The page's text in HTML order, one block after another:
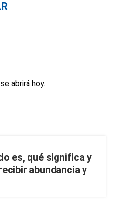
es, qué significa y
abundancia y